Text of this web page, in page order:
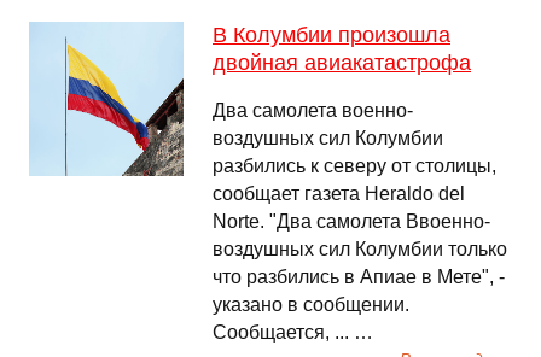
В Колумбии произошла
двойная авиакатастрофа
Два самолета военно-
воздушных сил Колумбии
разбились к северу от столицы,
сообщает газета Heraldo del
Norte. "Два самолета Ввоенно-
воздушных сил Колумбии только
что разбились в Апиае в Мете", -
указано в сообщении.
Сообщается, ... …